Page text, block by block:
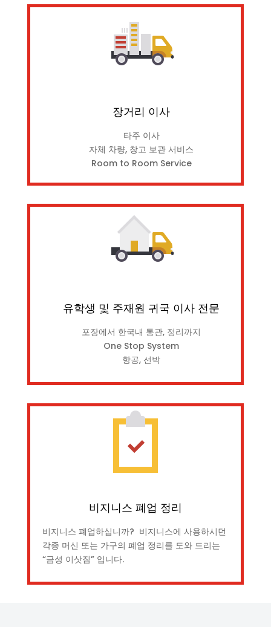
장거리 이사
타주 이사
자체 차량, 창고 보관 서비스
Room to Room Service
유학생 및 주재원 귀국 이사 전문
포장에서 한국내 통관, 정리까지
One Stop System
항공, 선박
비지니스 폐업 정리
비지니스 폐업하십니까? 비지니스에 사용하시던
각종 머신 또는 가구의 폐업 정리를 도와 드리는
“금성 이삿짐” 입니다.